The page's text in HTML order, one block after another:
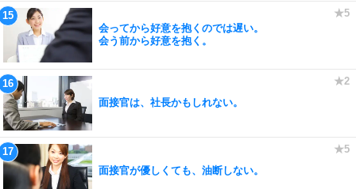
会ってから好意を抱くのでは遅い。
会う前から好意を抱く。
面接官は、社長かもしれない。
面接官が優しくても、油断しない。